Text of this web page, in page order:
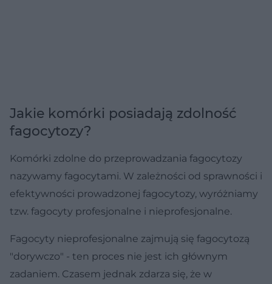
Jakie komórki posiadają zdolność
fagocytozy?
Komórki zdolne do przeprowadzania fagocytozy
nazywamy fagocytami. W zależności od sprawności i
efektywności prowadzonej fagocytozy, wyróżniamy
tzw. fagocyty profesjonalne i nieprofesjonalne.
Fagocyty nieprofesjonalne zajmują się fagocytozą
"dorywczo" - ten proces nie jest ich głównym
zadaniem. Czasem jednak zdarza się, że w